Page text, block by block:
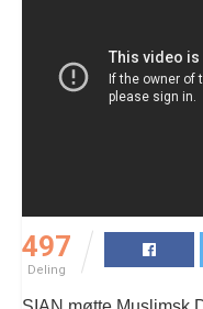
497
Deling